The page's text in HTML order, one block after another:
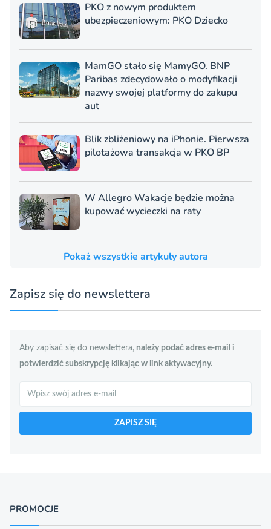
PKO z nowym produktem
ubezpieczeniowym: PKO Dziecko
MamGO stało się MamyGO. BNP
Paribas zdecydowało o modyfikacji
nazwy swojej platformy do zakupu
aut
Blik zbliżeniowy na iPhonie. Pierwsza
pilotażowa transakcja w PKO BP
W Allegro Wakacje będzie można
kupować wycieczki na raty
Pokaż wszystkie artykuły autora
Zapisz się do newslettera
Aby zapisać się do newslettera, należy podać adres e-mail i
potwierdzić subskrypcję klikając w link aktywacyjny.
Szukaj
ZAPISZ SIĘ
PROMOCJE